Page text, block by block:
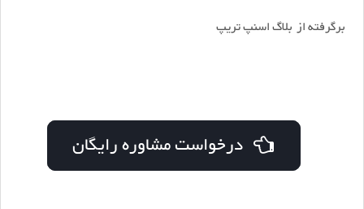
برگرفته از بلاگ اسنپ تریپ
درخواست مشاوره رایگان